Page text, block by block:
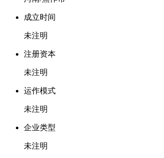
成立时间
未注明
注册资本
未注明
运作模式
未注明
企业类型
未注明